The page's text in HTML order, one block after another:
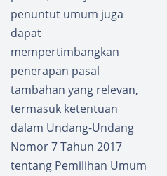
pidana
Pemilih
Bawasl
u
aten
Selata
penuntut umum juga
dapat
mempertimbangkan
penerapan pasal
tambahan yang relevan,
termasuk ketentuan
dalam Undang-Undang
Nomor 7 Tahun 2017
tentang Pemilihan Umum